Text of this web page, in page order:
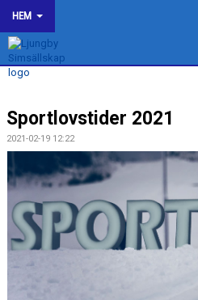
HEM
LJUNGBY SIMSÄLLSKAP
OM KLUBBEN
BILDGALLERI
KONTAKT
SPONSORER
WEBSHOP
Sportlovstider 2021
2021-02-19 12:22